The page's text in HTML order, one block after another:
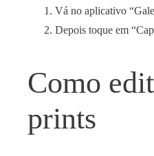
Vá no aplicativo
Depois toque em
Como
prints